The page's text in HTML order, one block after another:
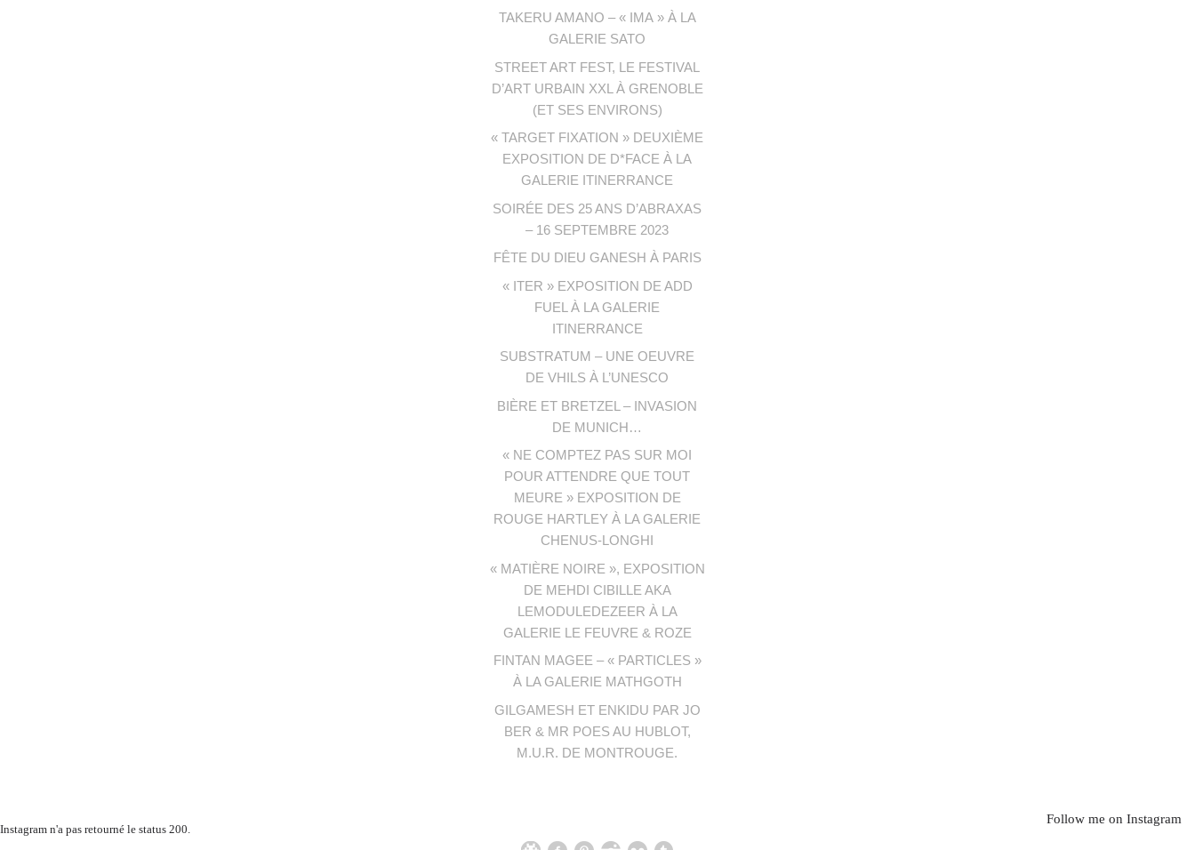
TAKERU AMANO – « IMA » À LA
GALERIE SATO
STREET ART FEST, LE FESTIVAL
D’ART URBAIN XXL À GRENOBLE
(ET SES ENVIRONS)
« TARGET FIXATION » DEUXIÈME
EXPOSITION DE D*FACE À LA
GALERIE ITINERRANCE
SOIRÉE DES 25 ANS D’ABRAXAS
– 16 SEPTEMBRE 2023
FÊTE DU DIEU GANESH À PARIS
« ITER » EXPOSITION DE ADD
FUEL À LA GALERIE
ITINERRANCE
SUBSTRATUM – UNE OEUVRE
DE VHILS À L’UNESCO
BIÈRE ET BRETZEL – INVASION
DE MUNICH…
« NE COMPTEZ PAS SUR MOI
POUR ATTENDRE QUE TOUT
MEURE » EXPOSITION DE
ROUGE HARTLEY À LA GALERIE
CHENUS-LONGHI
« MATIÈRE NOIRE », EXPOSITION
DE MEHDI CIBILLE AKA
LEMODULEDEZEER À LA
GALERIE LE FEUVRE & ROZE
FINTAN MAGEE – « PARTICLES »
À LA GALERIE MATHGOTH
GILGAMESH ET ENKIDU PAR JO
BER & MR POES AU HUBLOT,
M.U.R. DE MONTROUGE.
Instagram n'a pas retourné le status 200.
Follow me on Instagram